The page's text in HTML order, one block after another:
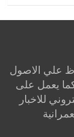
علي الاصول
كما يعمل على
للاخبار